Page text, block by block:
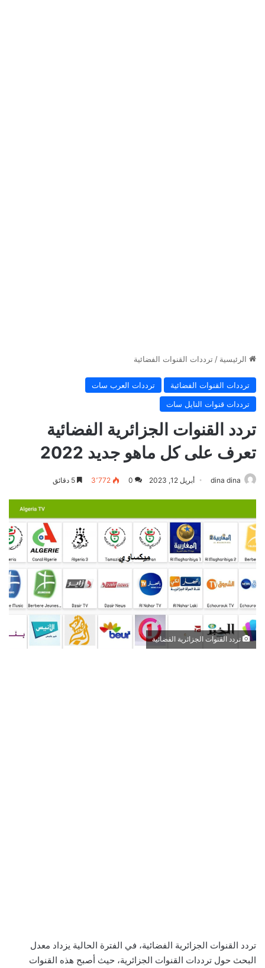
الرئيسية / ترددات القنوات الفضائية
ترددات القنوات الفضائية
ترددات العرب سات
ترددات قنوات النايل سات
تردد القنوات الجزائرية الفضائية
تعرف على كل ماهو جديد 2022
dina dina أبريل 12, 2023 0 3٬772
تردد القنوات الجزائرية الفضائية
تردد القنوات الجزائرية الفضائية، في الفترة الحالية يزداد معدل
البحث حول ترددات القنوات الجزائرية، حيث أصبح هذه القنوات